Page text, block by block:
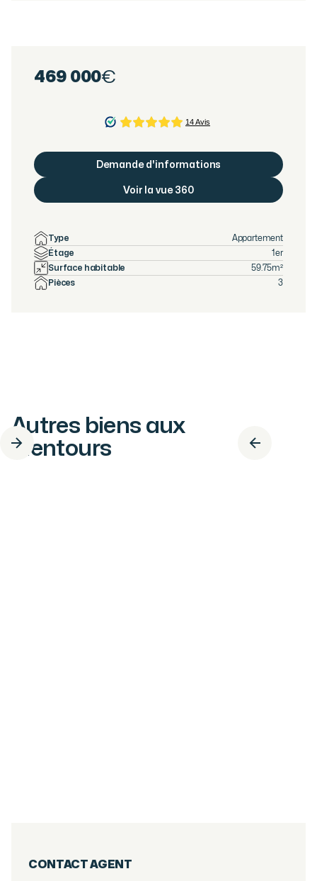
469 000€
Demande d'informations
Voir la vue 360
Type
Appartement
Étage
1er
Surface habitable
59.75m²
Pièces
3
Autres biens aux
alentours
CONTACT AGENT